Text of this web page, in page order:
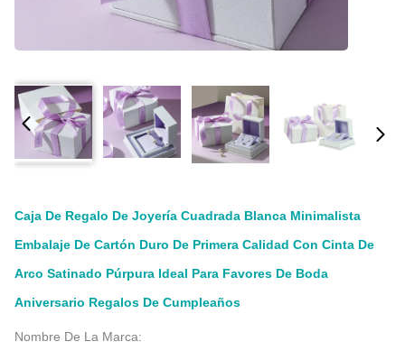
Caja De Regalo De Joyería Cuadrada Blanca Minimalista
Embalaje De Cartón Duro De Primera Calidad Con Cinta De
Arco Satinado Púrpura Ideal Para Favores De Boda
Aniversario Regalos De Cumpleaños
Nombre De La Marca: